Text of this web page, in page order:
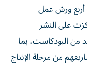
أربع ورش عمل
على النشر
من البودكاست، بما
من مرحلة الإنتاج